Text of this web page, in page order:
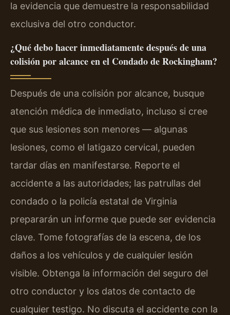
la evidencia que demuestre la responsabilidad
exclusiva del otro conductor.
¿Qué debo hacer inmediatamente después de una
colisión por alcance en el Condado de Rockingham?
Después de una colisión por alcance, busque
atención médica de inmediato, incluso si cree
que sus lesiones son menores — algunas
lesiones, como el latigazo cervical, pueden
tardar días en manifestarse. Reporte el
accidente a las autoridades; las patrullas del
condado o la policía estatal de Virginia
prepararán un informe que puede ser evidencia
clave. Tome fotografías de la escena, de los
daños a los vehículos y de cualquier lesión
visible. Obtenga la información del seguro del
otro conductor y los datos de contacto de
cualquier testigo. No discuta el accidente con la